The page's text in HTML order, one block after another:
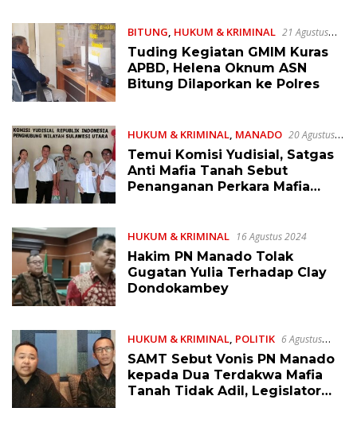
BITUNG, HUKUM & KRIMINAL 21 Agustus
2024
Tuding Kegiatan GMIM Kuras
APBD, Helena Oknum ASN
Bitung Dilaporkan ke Polres
HUKUM & KRIMINAL, MANADO 20 Agustus
2024
Temui Komisi Yudisial, Satgas
Anti Mafia Tanah Sebut
Penanganan Perkara Mafia
HUKUM & KRIMINAL 16 Agustus 2024
Hakim PN Manado Tolak
Gugatan Yulia Terhadap Clay
Dondokambey
HUKUM & KRIMINAL, POLITIK 6 Agustus
2024
SAMT Sebut Vonis PN Manado
kepada Dua Terdakwa Mafia
Tanah Tidak Adil, Legislator